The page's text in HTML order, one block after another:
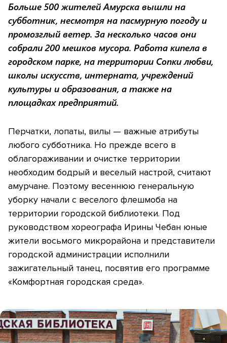
Больше 500 жителей Амурска вышли на
субботник, несмотря на пасмурную погоду и
промозглый ветер. За несколько часов они
собрали 200 мешков мусора. Работа кипела в
городском парке, на территории Сопки любви,
школы искусств, интерната, учреждений
культуры и образования, а также на
площадках предприятий.
Перчатки, лопаты, вилы — важные атрибуты
любого субботника. Но прежде всего в
облагораживании и очистке территории
необходим бодрый и веселый настрой, считают
амурчане. Поэтому весеннюю генеральную
уборку начали с веселого флешмоба на
территории городской библиотеки. Под
руководством хореографа Ирины Чебан юные
жители восьмого микрорайона и представители
городской администрации исполнили
зажигательный танец, посвятив его программе
«Комфортная городская среда».